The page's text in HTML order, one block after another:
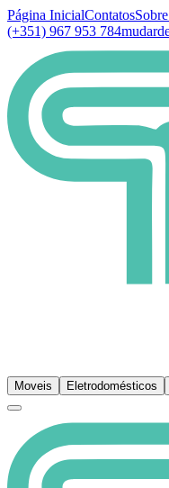
Página InicialContatos
(+351) 967 953 784
Moveis Eletrodomésticos